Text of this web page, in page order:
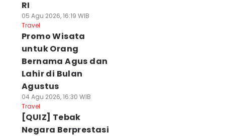
RI
05 Agu 2026, 16:19 WIB
Travel
Promo Wisata
untuk Orang
Bernama Agus dan
Lahir di Bulan
Agustus
04 Agu 2026, 16:30 WIB
Travel
[QUIZ] Tebak
Negara Berprestasi